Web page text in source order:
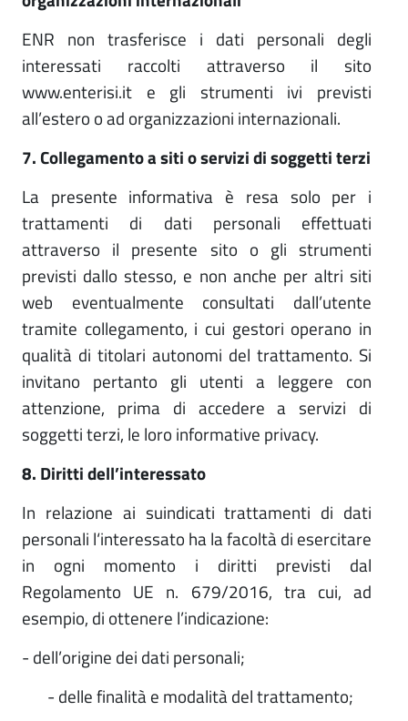
ENR non trasferisce i dati personali degli
interessati raccolti attraverso il sito
www.enterisi.it e gli strumenti ivi previsti
all’estero o ad organizzazioni internazionali.
7. Collegamento a siti o servizi di soggetti terzi
La presente informativa è resa solo per i
trattamenti di dati personali effettuati
attraverso il presente sito o gli strumenti
previsti dallo stesso, e non anche per altri siti
web eventualmente consultati dall’utente
tramite collegamento, i cui gestori operano in
qualità di titolari autonomi del trattamento. Si
invitano pertanto gli utenti a leggere con
attenzione, prima di accedere a servizi di
soggetti terzi, le loro informative privacy.
8. Diritti dell’interessato
In relazione ai suindicati trattamenti di dati
personali l‘interessato ha la facoltà di esercitare
in ogni momento i diritti previsti dal
Regolamento UE n. 679/2016, tra cui, ad
esempio, di ottenere l’indicazione:
- dell’origine dei dati personali;
- delle finalità e modalità del trattamento;